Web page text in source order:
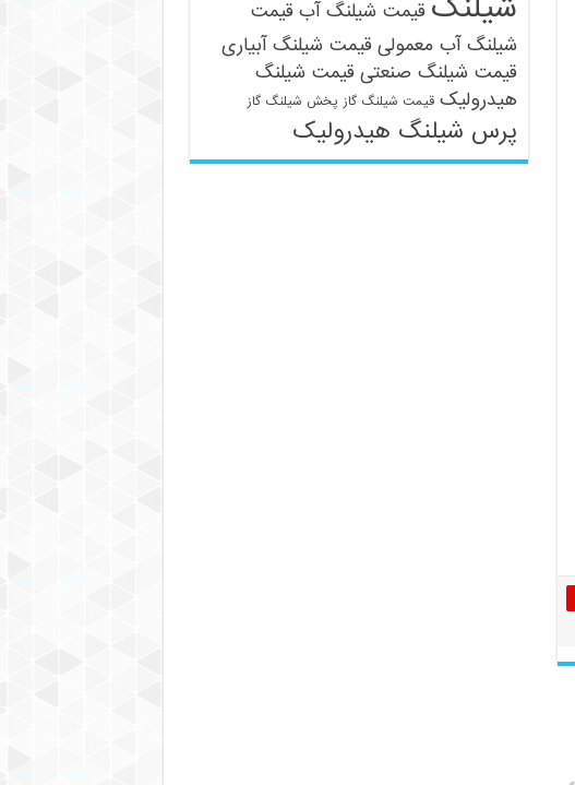
قیمت شیلنگ آب قیمت
شیلنگ آب معمولی قیمت شیلنگ آبیاری
قیمت شیلنگ صنعتی قیمت شیلنگ
هیدرولیک قیمت شیلنگ گاز پخش شیلنگ گاز
پرس شیلنگ هیدرولیک